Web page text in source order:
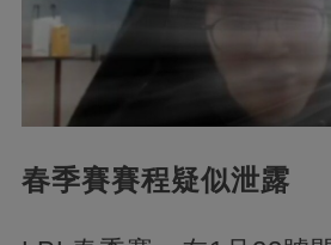
春季賽賽程疑似泄露